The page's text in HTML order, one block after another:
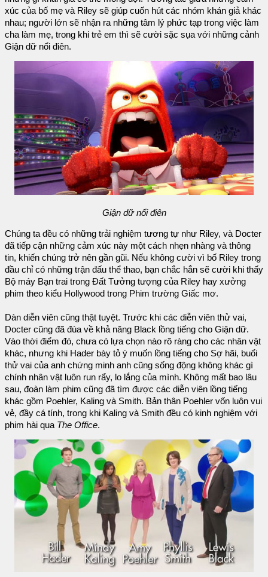
xúc của bố mẹ và Riley sẽ giúp cuốn hút các nhóm khán giả khác
nhau; người lớn sẽ nhận ra những tâm lý phức tạp trong việc làm
cha làm mẹ, trong khi trẻ em thì sẽ cười sặc sụa với những cảnh
Giận dữ nổi điên.
Giận dữ nổi điên
Chúng ta đều có những trải nghiệm tương tự như Riley, và Docter
đã tiếp cận những cảm xúc này một cách nhẹn nhàng và thông
tin, khiến chúng trở nên gần gũi. Nếu không cười vì bố Riley trong
đầu chỉ có những trận đấu thể thao, bạn chắc hẳn sẽ cười khi thấy
Bộ máy Bạn trai trong Đất Tưởng tượng của Riley hay xưởng
phim theo kiểu Hollywood trong Phim trường Giấc mơ.
Dàn diễn viên cũng thật tuyệt. Trước khi các diễn viên thử vai,
Docter cũng đã đùa về khả năng Black lồng tiếng cho Giận dữ.
Vào thời điểm đó, chưa có lựa chọn nào rõ ràng cho các nhân vật
khác, nhưng khi Hader bày tỏ ý muốn lồng tiếng cho Sợ hãi, buổi
thử vai của anh chứng minh anh cũng sống động không khác gì
chính nhân vật luôn run rẩy, lo lắng của mình. Không mất bao lâu
sau, đoàn làm phim cũng đã tìm được các diễn viên lồng tiếng
khác gồm Poehler, Kaling và Smith. Bản thân Poehler vốn luôn vui
vẻ, đầy cá tính, trong khi Kaling và Smith đều có kinh nghiệm với
phim hài qua The Office.